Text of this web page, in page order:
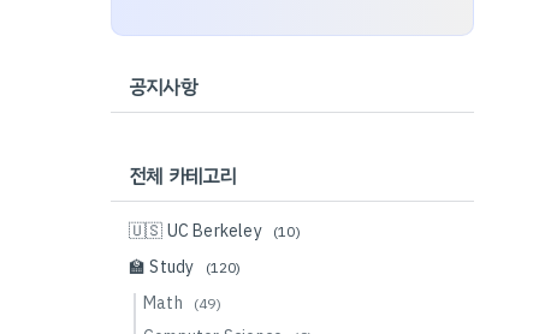
공지사항
전체 카테고리
🇺🇸 UC Berkeley (10)
🏫 Study (120)
Math (49)